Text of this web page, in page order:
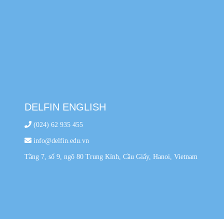
DELFIN ENGLISH
(024) 62 935 455
info@delfin.edu.vn
Tầng 7, số 9, ngõ 80 Trung Kính, Cầu Giấy, Hanoi, Vietnam